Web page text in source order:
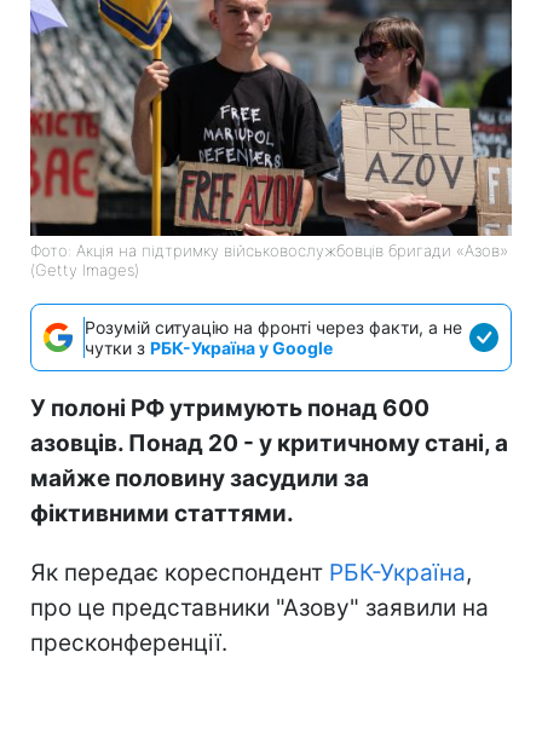
Фото: Акція на підтримку військовослужбовців бригади «Азов»
(Getty Images)
Розумій ситуацію на фронті через факти, а не
чутки з РБК-Україна у Google
У полоні РФ утримують понад 600
азовців. Понад 20 - у критичному стані, а
майже половину засудили за
фіктивними статтями.
Як передає кореспондент РБК-Україна,
про це представники "Азову" заявили на
пресконференції.